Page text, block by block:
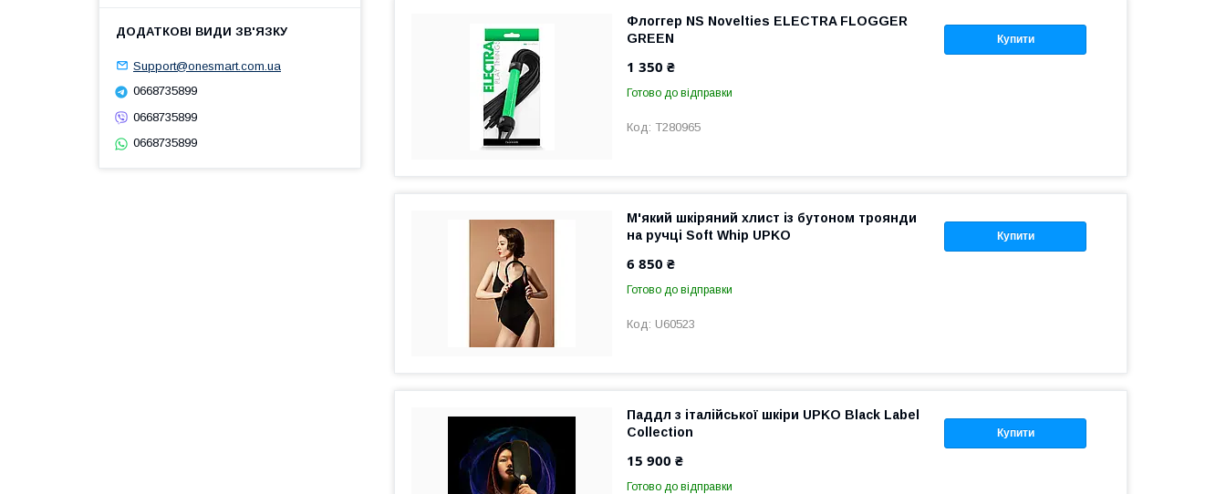
Купити
Флоггер NS Novelties ELECTRA FLOGGER
GREEN
1 350 ₴
Готово до відправки
T280965
Купити
М'який шкіряний хлист із бутоном троянди
на ручці Soft Whip UPKO
6 850 ₴
Готово до відправки
U60523
Купити
Паддл з італійської шкіри UPKO Black Label
Collection
15 900 ₴
Готово до відправки
Support@onesmart.com.ua
0668735899
0668735899
0668735899